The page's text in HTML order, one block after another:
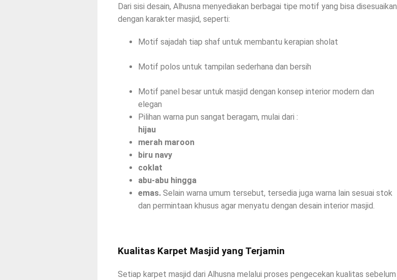
Dari sisi desain, Alhusna menyediakan berbagai tipe motif yang bisa disesuaikan
dengan karakter masjid, seperti:
Motif sajadah tiap shaf untuk membantu kerapian sholat
Motif polos untuk tampilan sederhana dan bersih
Motif panel besar untuk masjid dengan konsep interior modern dan
elegan
Pilihan warna pun sangat beragam, mulai dari :
hijau
merah maroon
biru navy
coklat
abu-abu hingga
emas. Selain warna umum tersebut, tersedia juga warna lain sesuai stok
dan permintaan khusus agar menyatu dengan desain interior masjid.
Kualitas Karpet Masjid yang Terjamin
Setiap karpet masjid dari Alhusna melalui proses pengecekan kualitas sebelum